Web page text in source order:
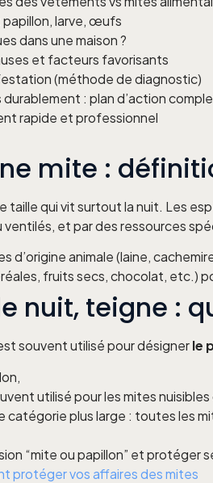
papillon, larve, œufs
dans une maison ?
et facteurs favorisants
(méthode de diagnostic)
: plan d’action
rapide et professionnel
mite :
taille qui vit surtout la nuit. Les
et par des ressources
d’origine animale (laine,
fruits secs, chocolat, etc.)
nuit, teigne :
souvent utilisé pour désignerle
utilisé pour les mites
catégorie plus large : toutes les
“mite ou papillon” et protéger
protéger vos affaires des mites